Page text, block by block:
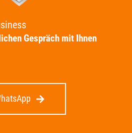
Gespräch mit Ihnen